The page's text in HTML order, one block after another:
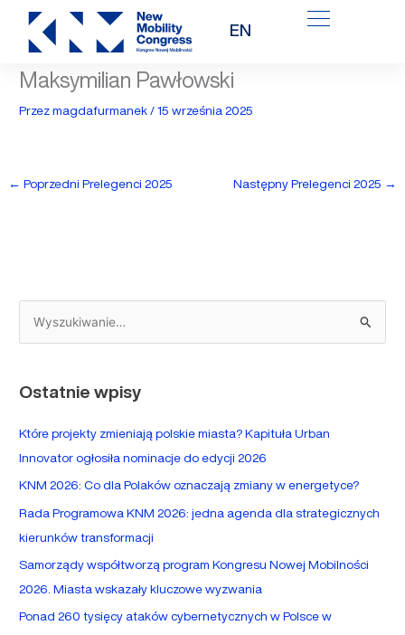
Przejdź
treści
EN
Maksymilian Pawłowski
Przezmagdafurmanek/15 września 2025
← Poprzedni Prelegenci 2025 Następny Prelegenci 2025 →
z
k
l
a
:
Ostatnie wpisy
Które projekty zmieniają polskie miasta? Kapituła Urban
Innovator ogłosiła nominacje do edycji 2026
KNM 2026: Co dla Polaków oznaczają zmiany w energetyce?
Rada Programowa KNM 2026: jedna agenda dla strategicznych
kierunków transformacji
Samorządy współtworzą program Kongresu Nowej Mobilności
2026. Miasta wskazały kluczowe wyzwania
Ponad 260 tysięcy ataków cybernetycznych w Polsce w